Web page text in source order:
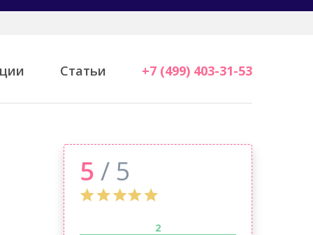
Статьи +7 (499) 403-31-53
5 / 5
2